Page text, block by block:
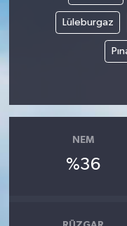
Lüleburgaz
NEM
%36